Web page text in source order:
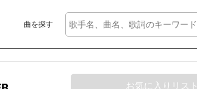
曲を探す
お気に入りリスト